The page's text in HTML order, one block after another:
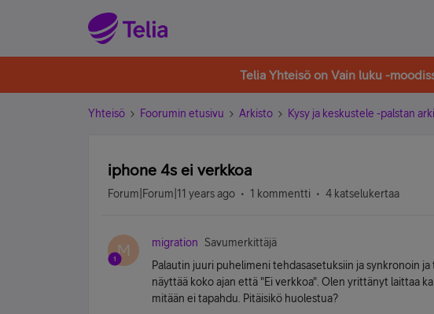
Telia Yhteisö on Vain luku -
Yhteisö Foorumin etusivu Arkisto Kysy ja keskustele -palstan
iphone 4s ei verkkoa
Forum|Forum|11 years ago 1 kommentti 4 katselukertaa
M migration
Savumerkittäjä
Palautin juuri puhelimeni tehdasasetuksiin ja synkronoin
näyttää koko ajan että "Ei verkkoa". Olen yrittänyt laittaa
mitään ei tapahdu. Pitäisikö huolestua?